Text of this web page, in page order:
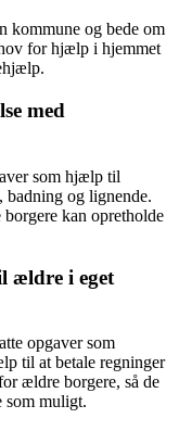
kommune og bede om
for hjælp i hjemmet
med
som hjælp til
og lignende.
kan opretholde
ældre i eget
opgaver som
til at betale regninger
ældre borgere, så de
som muligt.